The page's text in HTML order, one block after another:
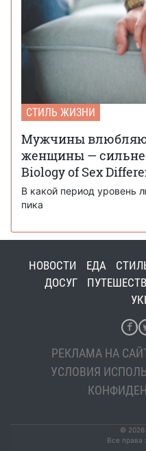
СТИЛЬ ЖИЗНИ
Мужчины
женщины —
Biology of Sex
В какой период уровень
пика
НОВОСТИ ЕДА
ДОСУГ
РЕКЛАМА НА
УСЛОВИЯ
© 2026
Все права